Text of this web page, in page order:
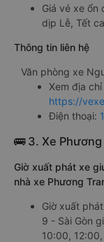
Giá vé xe ổn
dịp Lễ, Tết
Thông tin liên hệ
Văn phòng xe
Xem địa
https://
Điện thoại:
🚌 3. Xe
Giờ xuất phát xe
nhà xe Phương
Giờ xuất
9 - Sài Gòn
10:00,